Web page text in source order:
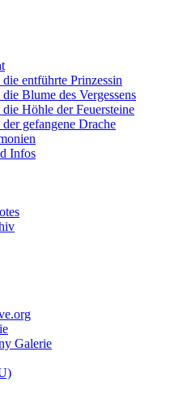
entführte Prinzessin
Blume des Vergessens
Höhle der Feuersteine
gefangene Drache
Infos
Galerie